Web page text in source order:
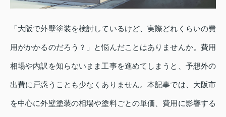
「大阪で外壁塗装を検討しているけど、実際どれくらいの費
用がかかるのだろう？」と悩んだことはありませんか。費用
相場や内訳を知らないまま工事を進めてしまうと、予想外の
出費に戸惑うことも少なくありません。本記事では、大阪市
を中心に外壁塗装の相場や塗料ごとの単価、費用に影響する